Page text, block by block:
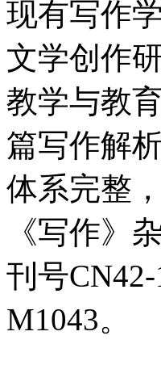
现有写作
文学创作
教学与教
篇写作解
体系完整
《写作》
刊号
M1043。